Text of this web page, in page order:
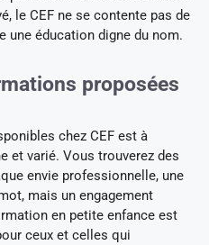
le CEF ne se contente pas de
une éducation digne du nom.
proposées
chez CEF est à
et varié. Vous trouverez des
envie professionnelle, une
mais un engagement
en petite enfance est
ceux et celles qui